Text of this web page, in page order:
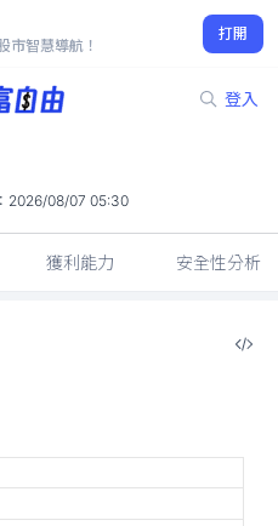
市智慧導航！
打開
登入
2026/08/07 05:30
獲利能力 安全性分析